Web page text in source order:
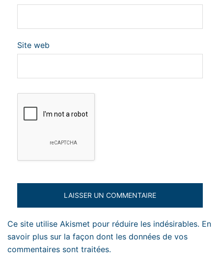
Site web
Ce site utilise Akismet pour réduire les indésirables. En
savoir plus sur la façon dont les données de vos
commentaires sont traitées.